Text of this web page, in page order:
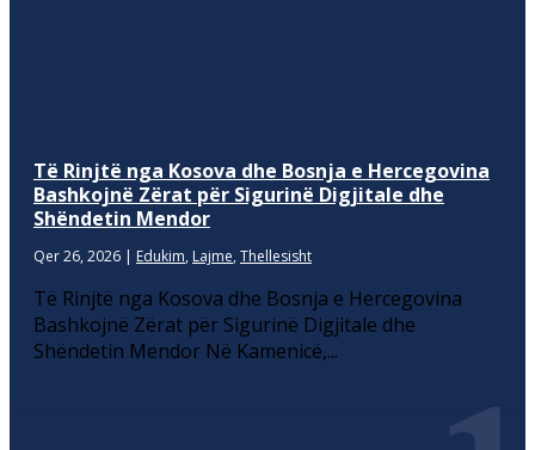
Të Rinjtë nga Kosova dhe Bosnja e Hercegovina
Bashkojnë Zërat për Sigurinë Digjitale dhe
Shëndetin Mendor
Qer 26, 2026 | Edukim, Lajme, Thellesisht
Të Rinjtë nga Kosova dhe Bosnja e Hercegovina
Bashkojnë Zërat për Sigurinë Digjitale dhe
Shëndetin Mendor Në Kamenicë,...